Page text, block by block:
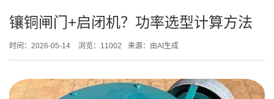
镶铜闸门+启闭机？功率选型计算方法
时间：2026-05-14 浏览：11002 来源：由AI生成